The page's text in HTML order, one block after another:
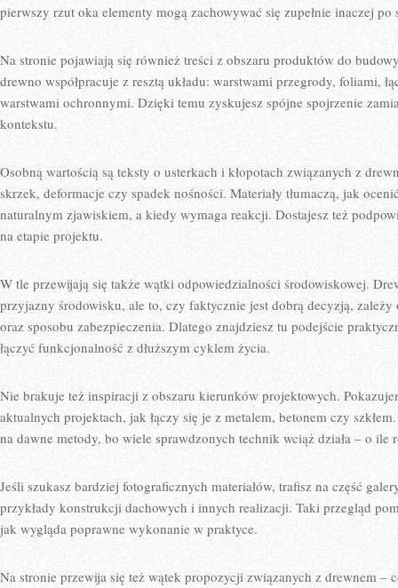
pierwszy rzut oka elementy mogą zachowywać się zupełnie inaczej po
Na stronie pojawiają się również treści z obszaru produktów do
drewno współpracuje z resztą układu: warstwami przegrody, foliami,
warstwami ochronnymi. Dzięki temu zyskujesz spójne spojrzenie
kontekstu.
Osobną wartością są teksty o usterkach i kłopotach związanych z
skrzek, deformacje czy spadek nośności. Materiały tłumaczą, jak
naturalnym zjawiskiem, a kiedy wymaga reakcji. Dostajesz też
na etapie projektu.
W tle przewijają się także wątki odpowiedzialności środowiskowej.
przyjazny środowisku, ale to, czy faktycznie jest dobrą decyzją,
oraz sposobu zabezpieczenia. Dlatego znajdziesz tu podejście
łączyć funkcjonalność z dłuższym cyklem życia.
Nie brakuje też inspiracji z obszaru kierunków projektowych.
aktualnych projektach, jak łączy się je z metalem, betonem czy
na dawne metody, bo wiele sprawdzonych technik wciąż działa – o ile
Jeśli szukasz bardziej fotograficznych materiałów, trafisz na część
przykłady konstrukcji dachowych i innych realizacji. Taki przegląd
jak wygląda poprawne wykonanie w praktyce.
Na stronie przewija się też wątek propozycji związanych z drewnem –